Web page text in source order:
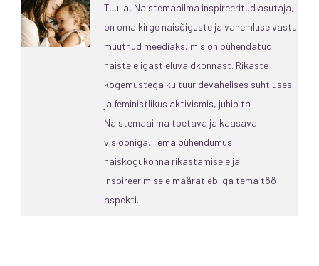
Tuulia, Naistemaailma inspireeritud asutaja,
on oma kirge naisõiguste ja vanemluse vastu
muutnud meediaks, mis on pühendatud
naistele igast eluvaldkonnast. Rikaste
kogemustega kultuuridevahelises suhtluses
ja feministlikus aktivismis, juhib ta
Naistemaailma toetava ja kaasava
visiooniga. Tema pühendumus
naiskogukonna rikastamisele ja
inspireerimisele määratleb iga tema töö
aspekti.